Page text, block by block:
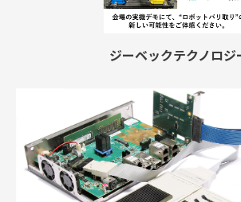
ジーベックテクノロジ